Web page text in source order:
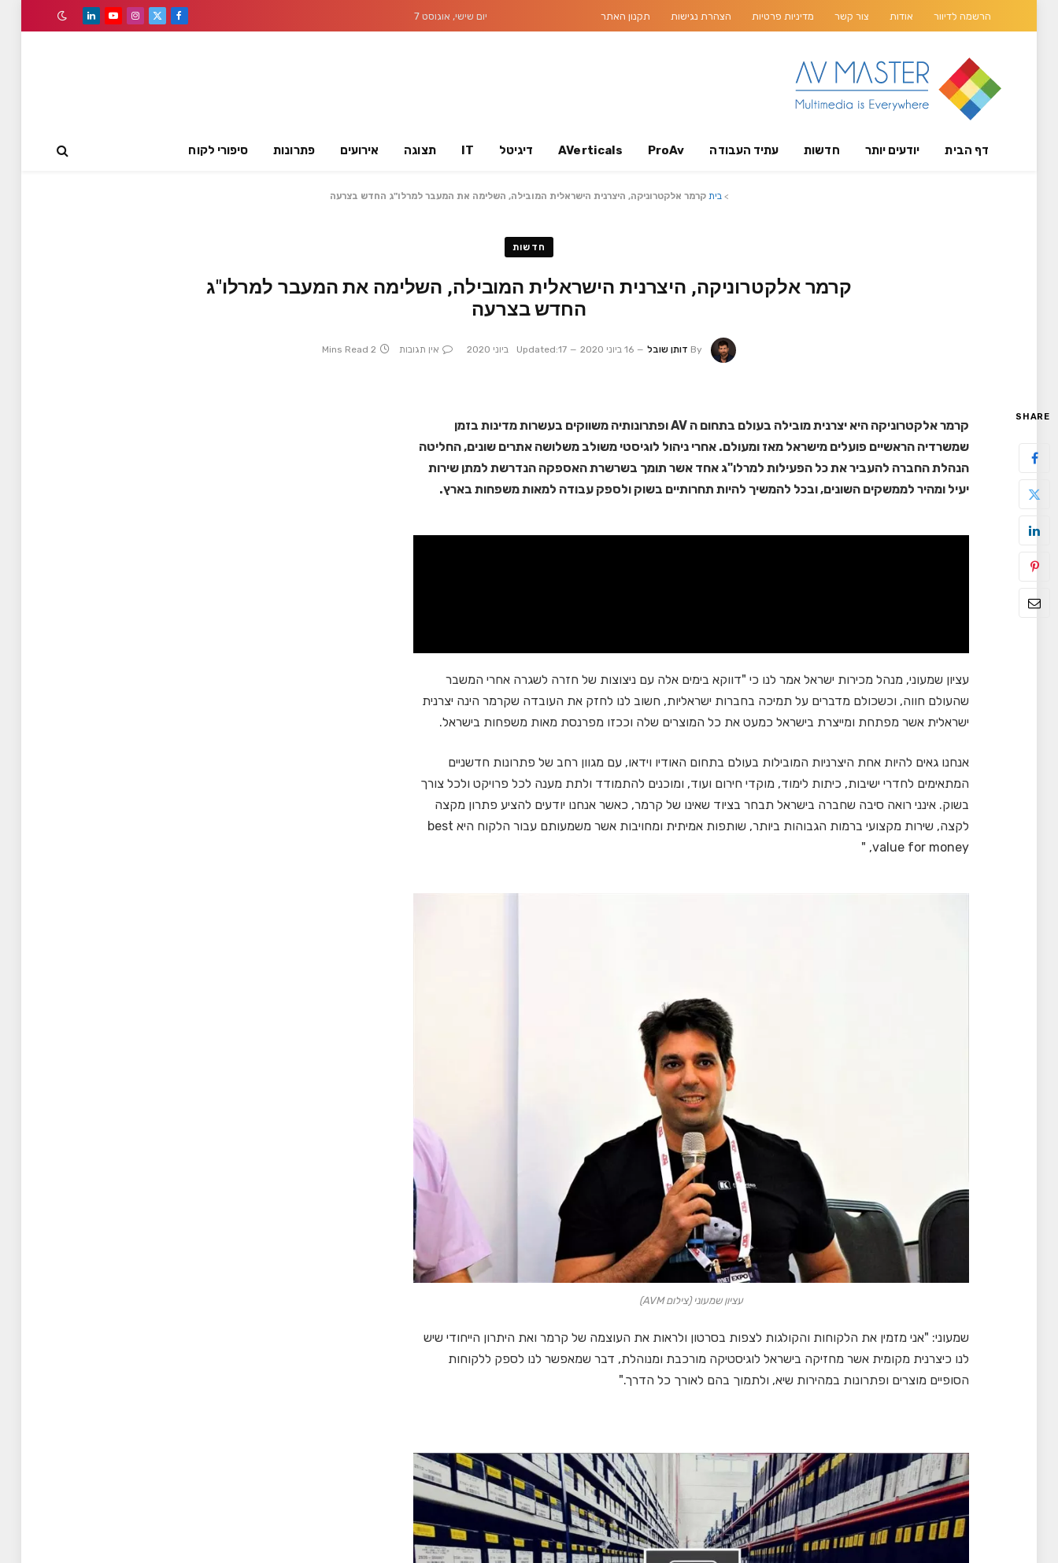
הרשמה לדיוור אודות צור קשר מדיניות פרטיות הצהרת נגישות תקנון האתר יום שישי, אוגוסט 7
Facebook
X
Instagram
YouTube
LinkedIn
דף הבית יודעים יותר חדשות עתיד העבודה ProAv
AVerticals דיגיטל IT תצוגה אירועים פתרונות סיפורי לקוח
>בית קרמר אלקטרוניקה, היצרנית הישראלית המובילה, השלימה את המעבר למרלו"ג החדש בצרעה
חדשות
קרמר אלקטרוניקה, היצרנית הישראלית המובילה, השלימה את המעבר למרלו"ג
החדש בצרעה
By דותן שובל 16 ביוני 2020 Updated:17 ביוני 2020 אין תגובות 2 Mins Read
SHARE
קרמר אלקטרוניקה היא יצרנית מובילה בעולם בתחום ה AV ופתרונותיה משווקים בעשרות מדינות בזמן
שמשרדיה הראשיים פועלים מישראל מאז ומעולם. אחרי ניהול לוגיסטי משולב משלושה אתרים שונים, החליטה
הנהלת החברה להעביר את כל הפעילות למרלו"ג אחד אשר תומך בשרשרת האספקה הנדרשת למתן שירות
יעיל ומהיר לממשקים השונים, ובכל להמשיך להיות תחרותיים בשוק ולספק עבודה למאות משפחות בארץ.
עציון שמעוני, מנהל מכירות ישראל אמר לנו כי "דווקא בימים אלה עם ניצוצות של חזרה לשגרה אחרי המשבר
שהעולם חווה, וכשכולם מדברים על תמיכה בחברות ישראליות, חשוב לנו לחזק את העובדה שקרמר הינה יצרנית
ישראלית אשר מפתחת ומייצרת בישראל כמעט את כל המוצרים שלה וככזו מפרנסת מאות משפחות בישראל.
אנחנו גאים להיות אחת היצרניות המובילות בעולם בתחום האודיו וידאו, עם מגוון רחב של פתרונות חדשניים
המתאימים לחדרי ישיבות, כיתות לימוד, מוקדי חירום ועוד, ומוכנים להתמודד ולתת מענה לכל פרויקט ולכל צורך
בשוק. אינני רואה סיבה שחברה בישראל תבחר בציוד שאינו של קרמר, כאשר אנחנו יודעים להציע פתרון מקצה
לקצה, שירות מקצועי ברמות הגבוהות ביותר, שותפות אמיתית ומחויבות אשר משמעותם עבור הלקוח היא best
value for money, "
עציון שמעוני (צילום AVM)
שמעוני: "אני מזמין את הלקוחות והקולגות לצפות בסרטון ולראות את העוצמה של קרמר ואת היתרון הייחודי שיש
לנו כיצרנית מקומית אשר מחזיקה בישראל לוגיסטיקה מורכבת ומנוהלת, דבר שמאפשר לנו לספק ללקוחות
הסופיים מוצרים ופתרונות במהירות שיא, ולתמוך בהם לאורך כל הדרך."